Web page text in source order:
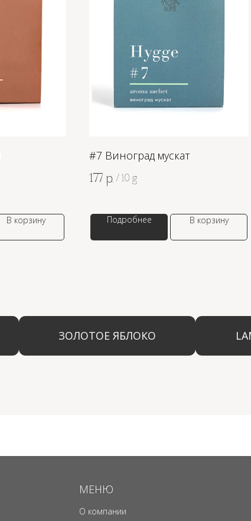
В корзину
#7 Виноград мускат
177 р. / 10 g
Подробнее В корзину
ЗОЛОТОЕ ЯБЛОКО LAMODA
МЕНЮ
О компании